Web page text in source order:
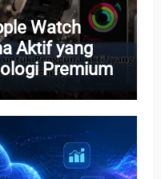
Watch
Aktif yang
Premium